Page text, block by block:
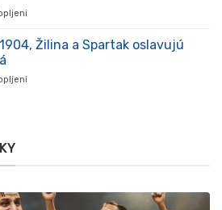
v oslavuje,
Žilina a Spartak oslavujú
víťazstvá